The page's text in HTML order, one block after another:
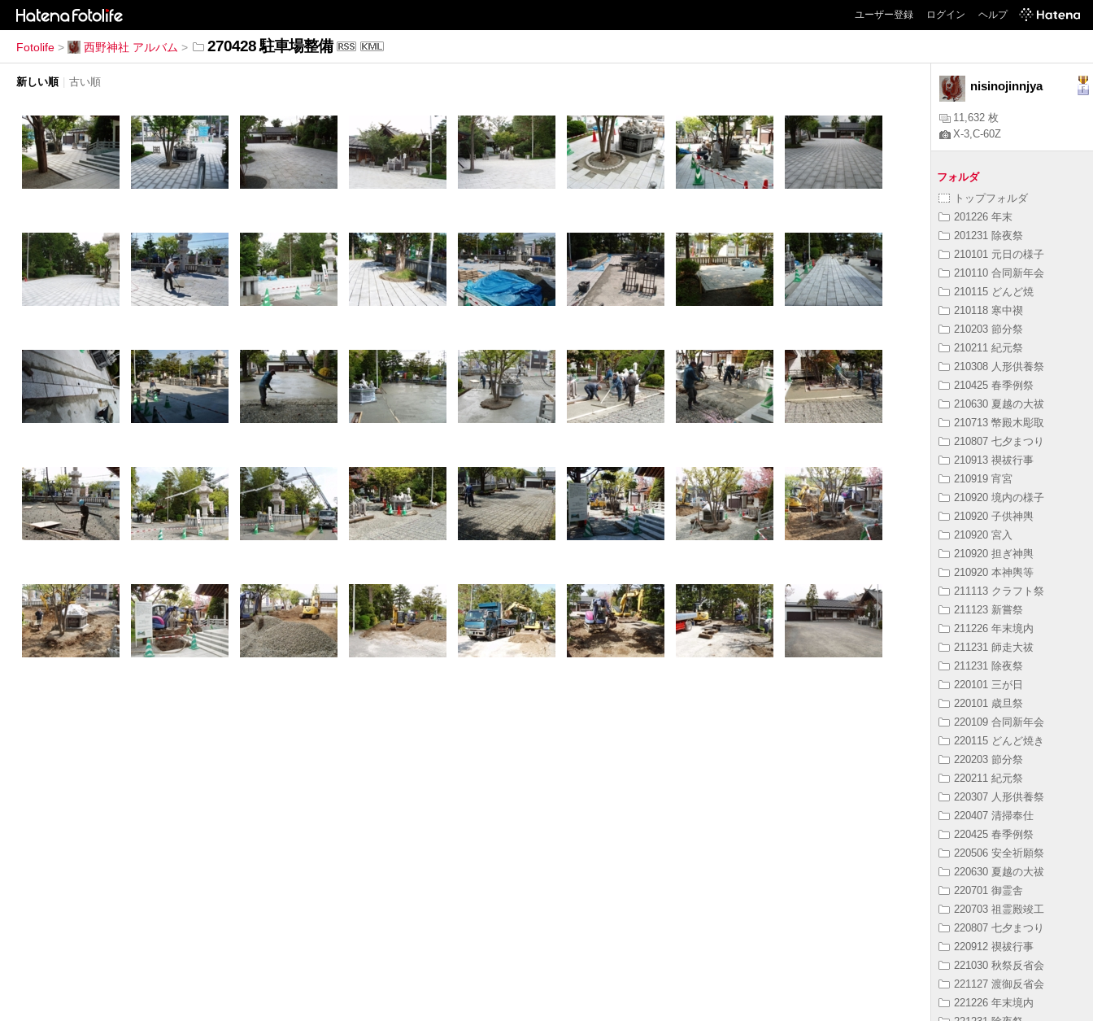
ユーザー登録 ログイン ヘルプ
Fotolife > 西野神社 アルバム > 270428 駐車場整備
新しい順 古い順 nisinojinnjya
11,632 枚
X-3,C-60Z
フォルダ
トップフォルダ
201226 年末
201231 除夜祭
210101 元日の様子
210110 合同新年会
210115 どんど焼
210118 寒中禊
210203 節分祭
210211 紀元祭
210308 人形供養祭
210425 春季例祭
210630 夏越の大祓
210713 幣殿木彫取
210807 七夕まつり
210913 禊祓行事
210919 宵宮
210920 境内の様子
210920 子供神輿
210920 宮入
210920 担ぎ神輿
210920 本神輿等
211113 クラフト祭
211123 新嘗祭
211226 年末境内
211231 師走大祓
211231 除夜祭
220101 三が日
220101 歳旦祭
220109 合同新年会
220115 どんど焼き
220203 節分祭
220211 紀元祭
220307 人形供養祭
220407 清掃奉仕
220425 春季例祭
220506 安全祈願祭
220630 夏越の大祓
220701 御霊舎
220703 祖霊殿竣工
220807 七夕まつり
220912 禊祓行事
221030 秋祭反省会
221127 渡御反省会
221226 年末境内